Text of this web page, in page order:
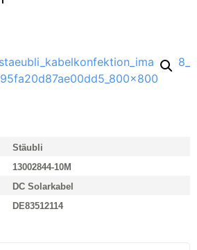
Stäubli
13002844-10M
DC Solarkabel
DE83512114